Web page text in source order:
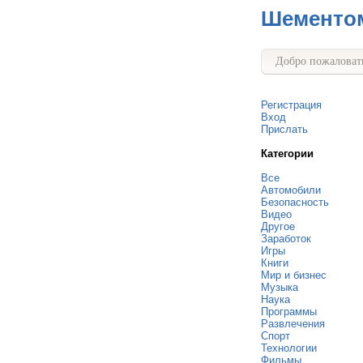
Добро
Регистрация
Вход
Прислать
Категории
Все
Автомобили
Безопасность
Видео
Другое
Заработок
Игры
Книги
Мир и бизнес
Музыка
Наука
Программы
Развлечения
Спорт
Технологии
Фильмы